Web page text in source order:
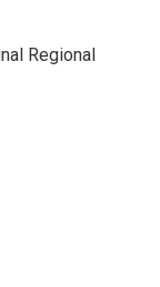
Regional